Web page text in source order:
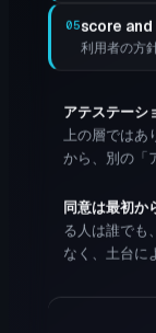
05score
利用者の方
アテステーシ
上の層ではあ
から、別の「
同意は最初か
る人は誰でも
なく、土台に